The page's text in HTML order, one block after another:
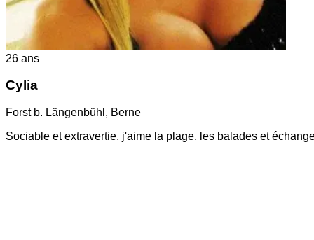
26 ans
Cylia
Forst b. Längenbühl , Berne
Sociable et extravertie, j'aime la plage, les balades et